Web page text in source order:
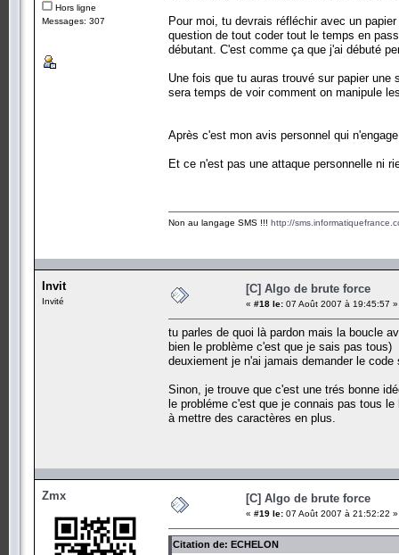
Hors ligne
Messages: 307
Pour moi, tu devrais réfléchir avec un
question de tout coder tout le temps en
débutant. C'est comme ça que j'ai débuté
Une fois que tu auras trouvé sur papier
sera temps de voir comment on manipule
Après c'est mon avis personnel qui
Et ce n'est pas une attaque personnelle ni
Non au langage SMS !!! http://
Invit
Invité
[C] Algo de brute force
« #18 le: 07 Août 2007 à 19:45:57 »
tu parles de quoi là pardon mais la boucle
bien le problème c'est que je sais pas tous)
deuxiement je n'ai jamais demander le
Sinon, je trouve que c'est une trés bonne
le probléme c'est que je connais pas tous
à mettre des caractères en plus.
Zmx [C] Algo de brute force
« #19 le: 07 Août 2007 à 21:52:22 »
Citation de: ECHELON